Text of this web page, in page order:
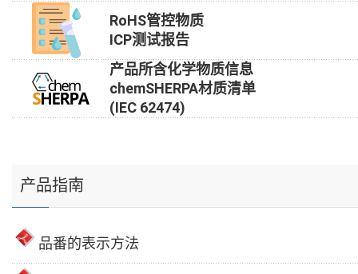
RoHS管控物质
ICP测试报告
产品所含化学物质信息
chemSHERPA材质清单
(IEC 62474)
产品指南
品番的表示方法